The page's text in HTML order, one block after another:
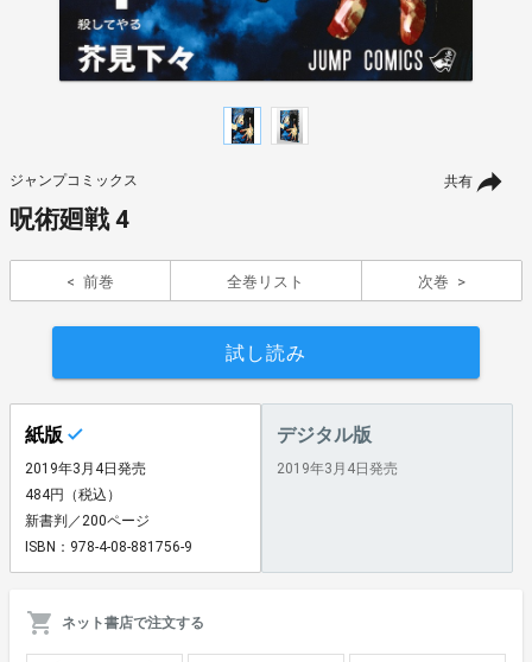
共有
ジャンプコミックス
呪術廻戦 4
前巻 全巻リスト 次巻
試し読み
紙版
2019年3月4日発売
484円（税込）
新書判／200ページ
ISBN：978-4-08-881756-9
デジタル版
2019年3月4日発売
ネット書店で注文する